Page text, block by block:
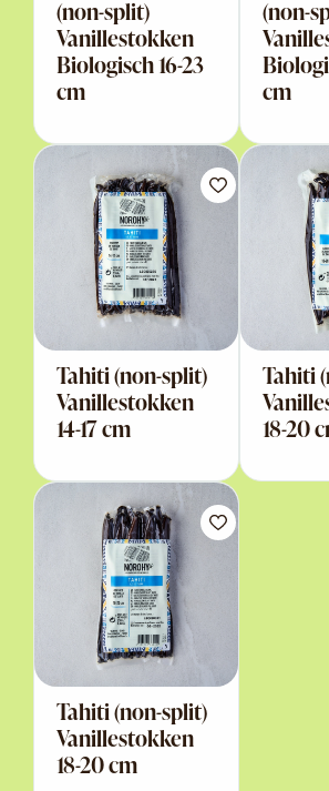
(non-split)
Vanillestokken
Biologisch 16-23
cm
(non-
cm
Tahiti (non-split)
Vanillestokken
14-17 cm
Tahiti
18-20
Tahiti (non-split)
Vanillestokken
18-20 cm